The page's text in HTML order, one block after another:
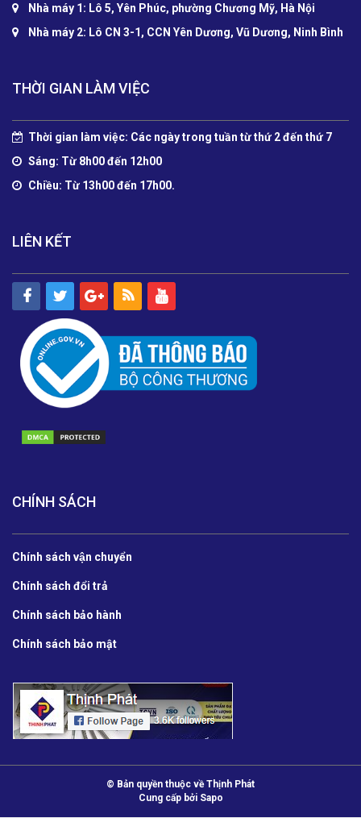
Nhà máy 1: Lô 5, Yên Phúc, phường Chương Mỹ, Hà Nội
Nhà máy 2: Lô CN 3-1, CCN Yên Dương, Vũ Dương, Ninh Bình
THỜI GIAN LÀM VIỆC
Thời gian làm việc: Các ngày trong tuần từ thứ 2 đến thứ 7
Sáng: Từ 8h00 đến 12h00
Chiều: Từ 13h00 đến 17h00.
LIÊN KẾT
CHÍNH SÁCH
Chính sách vận chuyển
Chính sách đổi trả
Chính sách bảo hành
Chính sách bảo mật
© Bản quyền thuộc về Thịnh Phát
Cung cấp bởi Sapo